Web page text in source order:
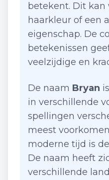
betekent. Dit kan
haarkleur of een
eigenschap. De
betekenissen
veelzijdige en
De naam Bryan
in verschillende
spellingen
meest
moderne tijd is
De naam heeft
verschillende